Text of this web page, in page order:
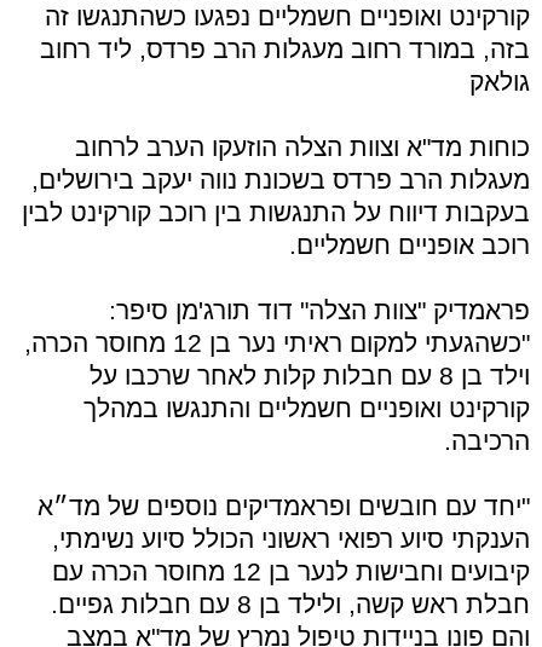
קורקינט ואופניים חשמליים נפגעו כשהתנגשו זה
בזה, במורד רחוב מעגלות הרב פרדס, ליד רחוב
גולאק
כוחות מד"א וצוות הצלה הוזעקו הערב לרחוב
מעגלות הרב פרדס בשכונת נווה יעקב בירושלים,
בעקבות דיווח על התנגשות בין רוכב קורקינט לבין
רוכב אופניים חשמליים.
פראמדיק "צוות הצלה" דוד תורג'מן סיפר:
"כשהגעתי למקום ראיתי נער בן 12 מחוסר הכרה,
וילד בן 8 עם חבלות קלות לאחר שרכבו על
קורקינט ואופניים חשמליים והתנגשו במהלך
הרכיבה.
"יחד עם חובשים ופראמדיקים נוספים של מד״א
הענקתי סיוע רפואי ראשוני הכולל סיוע נשימתי,
קיבועים וחבישות לנער בן 12 מחוסר הכרה עם
חבלת ראש קשה, ולילד בן 8 עם חבלות גפיים.
והם פונו בניידות טיפול נמרץ של מד"א במצב